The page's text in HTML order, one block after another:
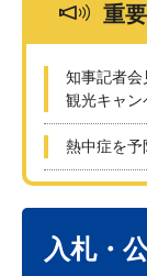
重
知事記者会
観光キャン
熱中症を予
入札・